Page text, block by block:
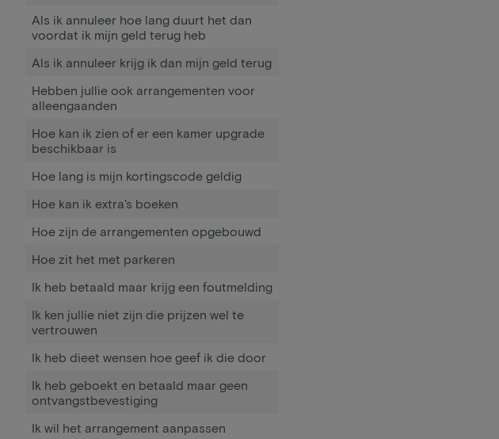
Als ik annuleer hoe lang duurt het dan
voordat ik mijn geld terug heb
Als ik annuleer krijg ik dan mijn geld terug
Hebben jullie ook arrangementen voor
alleengaanden
Hoe kan ik zien of er een kamer upgrade
beschikbaar is
Hoe lang is mijn kortingscode geldig
Hoe kan ik extra's boeken
Hoe zijn de arrangementen opgebouwd
Hoe zit het met parkeren
Ik heb betaald maar krijg een foutmelding
Ik ken jullie niet zijn die prijzen wel te
vertrouwen
Ik heb dieet wensen hoe geef ik die door
Ik heb geboekt en betaald maar geen
ontvangstbevestiging
Ik wil het arrangement aanpassen